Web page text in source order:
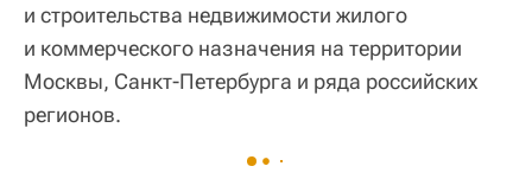
и строительства недвижимости жилого
и коммерческого назначения на территории
Москвы, Санкт-Петербурга и ряда российских
регионов.